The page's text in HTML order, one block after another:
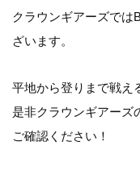
クラウンギアーズでは
ざいます。
平地から登りまで戦え
是非クラウンギアーズ
ご確認ください！